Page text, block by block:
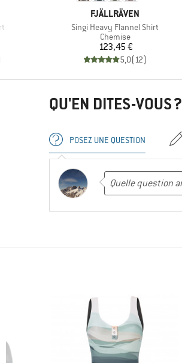
MARQUE
FJÄLLRÄVEN
Article
Singi Heavy Flannel Shirt
Product group
Chemise
Prix
123,45 €
5,0(12)
QU'EN DITES-VOUS ?
POSEZ UNE QUESTION